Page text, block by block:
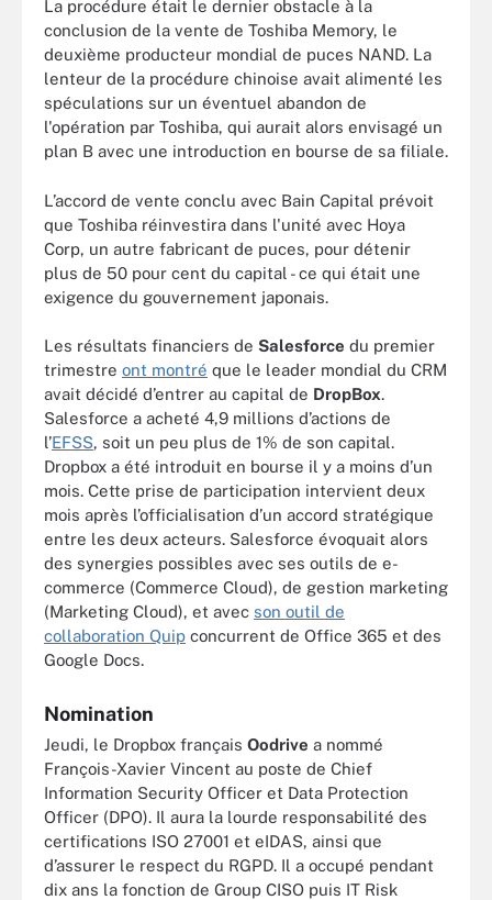
La procédure était le dernier obstacle à la
conclusion de la vente de Toshiba Memory, le
deuxième producteur mondial de puces NAND. La
lenteur de la procédure chinoise avait alimenté les
spéculations sur un éventuel abandon de
l'opération par Toshiba, qui aurait alors envisagé un
plan B avec une introduction en bourse de sa filiale.
L’accord de vente conclu avec Bain Capital prévoit
que Toshiba réinvestira dans l'unité avec Hoya
Corp, un autre fabricant de puces, pour détenir
plus de 50 pour cent du capital - ce qui était une
exigence du gouvernement japonais.
Les résultats financiers de Salesforce du premier
trimestre ont montré que le leader mondial du CRM
avait décidé d’entrer au capital de DropBox.
Salesforce a acheté 4,9 millions d’actions de
l’EFSS, soit un peu plus de 1% de son capital.
Dropbox a été introduit en bourse il y a moins d’un
mois. Cette prise de participation intervient deux
mois après l’officialisation d’un accord stratégique
entre les deux acteurs. Salesforce évoquait alors
des synergies possibles avec ses outils de e-
commerce (Commerce Cloud), de gestion marketing
(Marketing Cloud), et avec son outil de
collaboration Quip concurrent de Office 365 et des
Google Docs.
Nomination
Jeudi, le Dropbox français Oodrive a nommé
François-Xavier Vincent au poste de Chief
Information Security Officer et Data Protection
Officer (DPO). Il aura la lourde responsabilité des
certifications ISO 27001 et eIDAS, ainsi que
d’assurer le respect du RGPD. Il a occupé pendant
dix ans la fonction de Group CISO puis IT Risk